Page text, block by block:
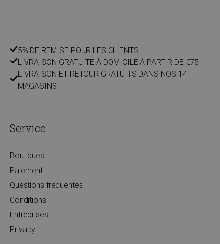
5% DE REMISE POUR LES CLIENTS
LIVRAISON GRATUITE À DOMICILE À PARTIR DE €75
LIVRAISON ET RETOUR GRATUITS DANS NOS 14
MAGASINS
Service
Boutiques
Paiement
Questions fréquentes
Conditions
Entreprises
Privacy